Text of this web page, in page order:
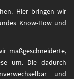
Hier bringen wir
Know-How und
maßgeschneiderte,
um. Die dadurch
und